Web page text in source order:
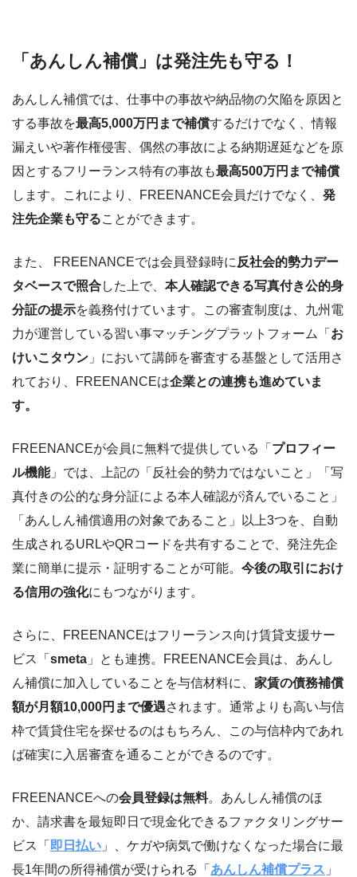
「あんしん補償」は発注先も守る！
あんしん補償では、仕事中の事故や納品物の欠陥を原因と
する事故を最高5,000万円まで補償するだけでなく、情報
漏えいや著作権侵害、偶然の事故による納期遅延などを原
因とするフリーランス特有の事故も最高500万円まで補償
します。これにより、FREENANCE会員だけでなく、 発
注先企業も守ることができます。
また、 FREENANCEでは会員登録時に 反社会的勢力デー
タベースで照合した上で、 本人確認できる写真付き公的身
分証の提示を義務付けています。この審査制度は、九州電
力が運営している習い事マッチングプラットフォーム「 お
けいこタウン 」において講師を審査する基盤として活用さ
れており、FREENANCEは企業との連携も進めていま
す。
FREENANCEが会員に無料で提供している「 プロフィー
ル機能」では、上記の「反社会的勢力ではないこと」「写
真付きの公的な身分証による本人確認が済んでいること」
「あんしん補償適用の対象であること」以上3つを、自動
生成されるURLやQRコードを共有することで、発注先企
業に簡単に提示・証明することが可能。 今後の取引におけ
る信用の強化にもつながります。
さらに、FREENANCEはフリーランス向け賃貸支援サー
ビス「 smeta 」とも連携。FREENANCE会員は、あんし
ん補償に加入していることを与信材料に、 家賃の債務補償
額が月額10,000円まで優遇されます。通常よりも高い与信
枠で賃貸住宅を探せるのはもちろん、この与信枠内であれ
ば確実に入居審査を通ることができるのです。
FREENANCEへの会員登録は無料。あんしん補償のほ
か、請求書を最短即日で現金化できるファクタリングサー
ビス「 即日払い 」、ケガや病気で働けなくなった場合に最
長1年間の所得補償が受けられる「 あんしん補償プラス 」